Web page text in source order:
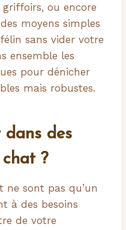
griffoirs, ou encore
moyens simples
sans vider votre
ensemble les
pour dénicher
mais robustes.
dans des
chat ?
ne sont pas qu’un
à des besoins
de votre